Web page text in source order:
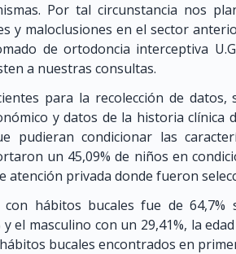
Por tal circunstancia nos
y maloclusiones en el sector
de ortodoncia interceptiva
a nuestras consultas.
para la recolección de
y datos de la historia clínica
pudieran condicionar las
un 45,09% de niños en
atención privada donde fueron
con hábitos bucales fue de
el masculino con un 29,41%, la
bucales encontrados en